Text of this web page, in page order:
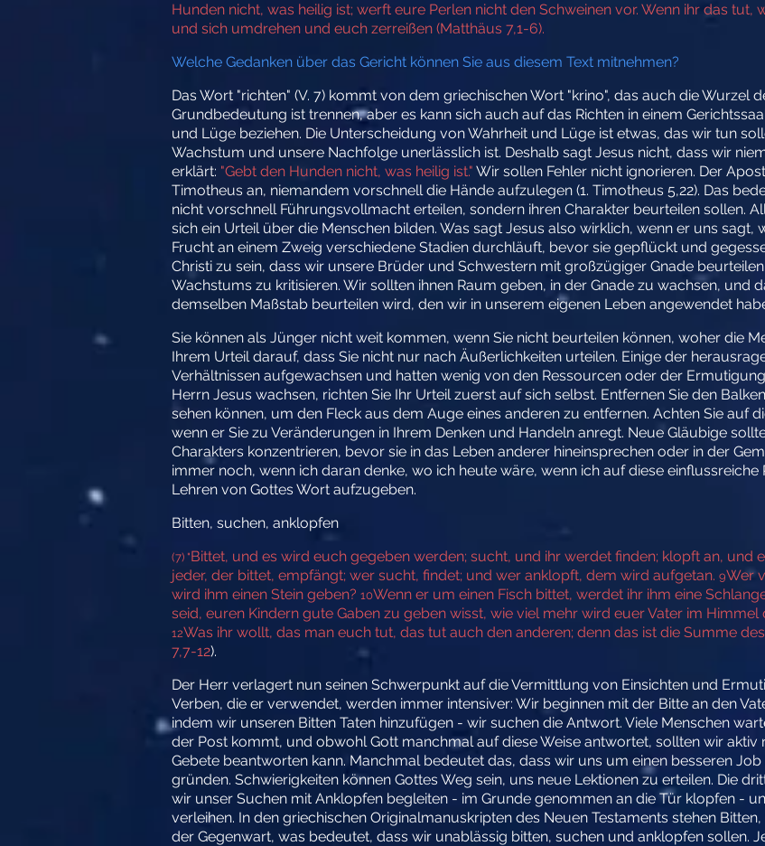
Hunden nicht, was heilig ist; werft eure Perlen nicht den Schweinen vor. Wenn ihr das tut,
und sich umdrehen und euch zerreißen (Matthäus 7,1-6).
Welche Gedanken über das Gericht können Sie aus diesem Text mitnehmen?
Das Wort "richten" (V. 7) kommt von dem griechischen Wort "krino", das auch die Wurzel
Grundbedeutung ist trennen, aber es kann sich auch auf das Richten in einem
und Lüge beziehen. Die Unterscheidung von Wahrheit und Lüge ist etwas, das wir tun
Wachstum und unsere Nachfolge unerlässlich ist. Deshalb sagt Jesus nicht, dass wir
erklärt: "Gebt den Hunden nicht, was heilig ist." Wir sollen Fehler nicht ignorieren. Der
Timotheus an, niemandem vorschnell die Hände aufzulegen (1. Timotheus 5,22). Das
nicht vorschnell Führungsvollmacht erteilen, sondern ihren Charakter beurteilen sollen.
sich ein Urteil über die Menschen bilden. Was sagt Jesus also wirklich, wenn er uns sagt,
Frucht an einem Zweig verschiedene Stadien durchläuft, bevor sie gepflückt und
Christi zu sein, dass wir unsere Brüder und Schwestern mit großzügiger Gnade
Wachstums zu kritisieren. Wir sollten ihnen Raum geben, in der Gnade zu wachsen, und
demselben Maßstab beurteilen wird, den wir in unserem eigenen Leben angewendet
Sie können als Jünger nicht weit kommen, wenn Sie nicht beurteilen können, woher die
Ihrem Urteil darauf, dass Sie nicht nur nach Äußerlichkeiten urteilen. Einige der
Verhältnissen aufgewachsen und hatten wenig von den Ressourcen oder der
Herrn Jesus wachsen, richten Sie Ihr Urteil zuerst auf sich selbst. Entfernen Sie den
sehen können, um den Fleck aus dem Auge eines anderen zu entfernen. Achten Sie auf
wenn er Sie zu Veränderungen in Ihrem Denken und Handeln anregt. Neue Gläubige
Charakters konzentrieren, bevor sie in das Leben anderer hineinsprechen oder in der
immer noch, wenn ich daran denke, wo ich heute wäre, wenn ich auf diese
Lehren von Gottes Wort aufzugeben.
Bitten, suchen, anklopfen
(7) "Bittet, und es wird euch gegeben werden; sucht, und ihr werdet finden; klopft an, und
jeder, der bittet, empfängt; wer sucht, findet; und wer anklopft, dem wird aufgetan. 9Wer
wird ihm einen Stein geben? 10Wenn er um einen Fisch bittet, werdet ihr ihm eine
seid, euren Kindern gute Gaben zu geben wisst, wie viel mehr wird euer Vater im
12Was ihr wollt, das man euch tut, das tut auch den anderen; denn das ist die Summe
7,7-12).
Der Herr verlagert nun seinen Schwerpunkt auf die Vermittlung von Einsichten und
Verben, die er verwendet, werden immer intensiver: Wir beginnen mit der Bitte an den
indem wir unseren Bitten Taten hinzufügen - wir suchen die Antwort. Viele Menschen
der Post kommt, und obwohl Gott manchmal auf diese Weise antwortet, sollten wir aktiv
Gebete beantworten kann. Manchmal bedeutet das, dass wir uns um einen besseren
gründen. Schwierigkeiten können Gottes Weg sein, uns neue Lektionen zu erteilen. Die
wir unser Suchen mit Anklopfen begleiten - im Grunde genommen an die Tür klopfen -
verleihen. In den griechischen Originalmanuskripten des Neuen Testaments stehen
der Gegenwart, was bedeutet, dass wir unablässig bitten, suchen und anklopfen sollen.